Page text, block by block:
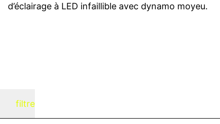
d’éclairage à LED infaillible avec dynamo moyeu.
filtre